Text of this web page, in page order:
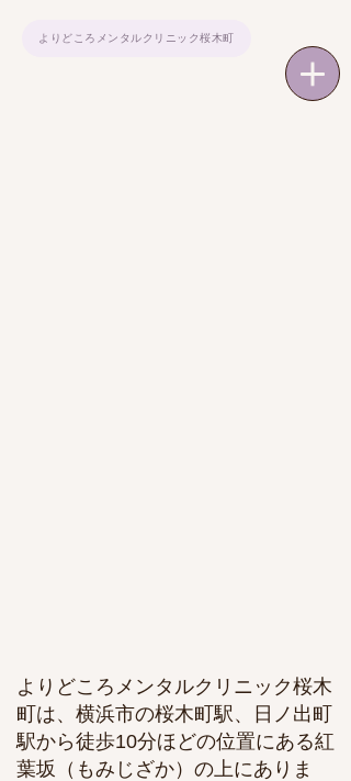
よりどころメンタルクリニック桜木町
よりどころメンタルクリニック桜木
町は、横浜市の​桜木町駅、日ノ出町
駅から徒歩10分ほどの位置にある紅
葉坂（もみじざか）の上にありま